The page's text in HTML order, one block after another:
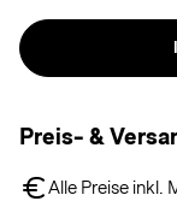
Preis- &
Alle Preise inkl.